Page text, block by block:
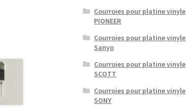
Courroies pour platine vinyle
PIONEER
Courroies pour platine vinyle
Sanyo
Courroies pour platine vinyle
SCOTT
Courroies pour platine vinyle
SONY